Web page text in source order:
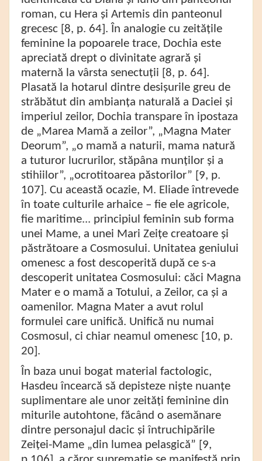
roman, cu Hera și Artemis din panteonul
grecesc [8, p. 64]. În analogie cu zeitățile
feminine la popoarele trace, Dochia este
apreciată drept o divinitate agrară și
maternă la vârsta senectuții [8, p. 64].
Plasată la hotarul dintre desișurile greu de
străbătut din ambianța naturală a Daciei și
imperiul zeilor, Dochia transpare în ipostaza
de „Marea Mamă a zeilor”, „Magna Mater
Deorum”, „o mamă a naturii, mama natură
a tuturor lucrurilor, stăpâna munților și a
stihiilor”, „ocrotitoarea păstorilor” [9, p.
107]. Cu această ocazie, M. Eliade întrevede
în toate culturile arhaice – fie ele agricole,
fie maritime... principiul feminin sub forma
unei Mame, a unei Mari Zeițe creatoare și
păstrătoare a Cosmosului. Unitatea geniului
omenesc a fost descoperită după ce s-a
descoperit unitatea Cosmosului: căci Magna
Mater e o mamă a Totului, a Zeilor, ca și a
oamenilor. Magna Mater a avut rolul
formulei care unifică. Unifică nu numai
Cosmosul, ci chiar neamul omenesc [10, p.
20].
În baza unui bogat material factologic,
Hasdeu încearcă să depisteze niște nuanțe
suplimentare ale unor zeități feminine din
miturile autohtone, făcând o asemănare
dintre personajul dacic și întruchipările
Zeiței-Mame „din lumea pelasgică” [9,